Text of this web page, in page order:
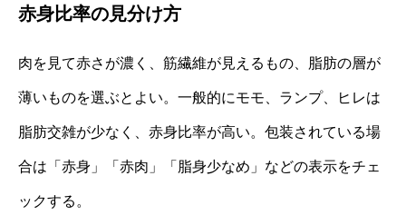
赤身比率の見分け方
肉を見て赤さが濃く、筋繊維が見えるもの、脂肪の層が
薄いものを選ぶとよい。一般的にモモ、ランプ、ヒレは
脂肪交雑が少なく、赤身比率が高い。包装されている場
合は「赤身」「赤肉」「脂身少なめ」などの表示をチェ
ックする。